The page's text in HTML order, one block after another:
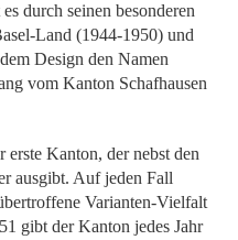
durch seinen besonderen
Land (1944-1950) und
Design den Namen
vom Kanton Schafhausen
erste Kanton, der nebst den
ausgibt. Auf jeden Fall
Varianten-Vielfalt
gibt der Kanton jedes Jahr